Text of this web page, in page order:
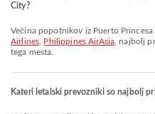
City?
Večina popotnikov iz Puerto
Airlines Philippines AirAsia , najbolj
tega mesta.
Kateri letalski prevozniki so najbolj